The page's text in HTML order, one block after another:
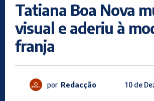
Tatiana Boa Nova
visual e aderiu à
franja
por Redacção 10 de